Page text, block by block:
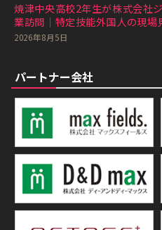
焼津中央高校2年生が株式会社
業訪問｜特定技能外国人の現場
2026年8月5日
パートナー会社